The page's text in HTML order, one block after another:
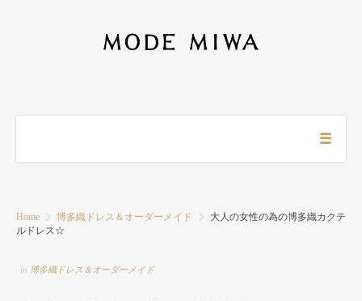
Home 博多織ドレス＆オーダーメイド
大人の女性の為の博多織カクテ
ルドレス☆
in 博多織ドレス＆オーダーメイド